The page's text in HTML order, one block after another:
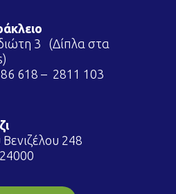
3 (Δίπλα στα
618 – 2811 103
248